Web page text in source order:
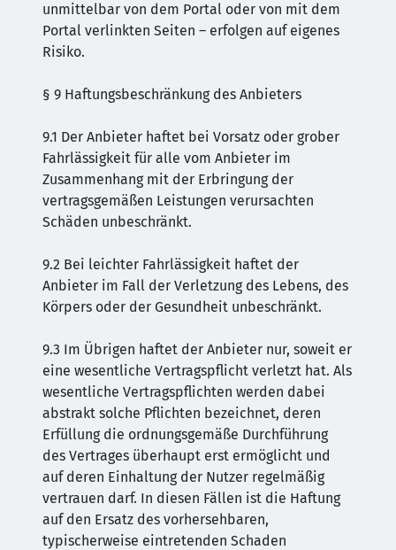
unmittelbar von dem Portal oder von mit dem
Portal verlinkten Seiten – erfolgen auf eigenes
Risiko.
§ 9 Haftungsbeschränkung des Anbieters
9.1 Der Anbieter haftet bei Vorsatz oder grober
Fahrlässigkeit für alle vom Anbieter im
Zusammenhang mit der Erbringung der
vertragsgemäßen Leistungen verursachten
Schäden unbeschränkt.
9.2 Bei leichter Fahrlässigkeit haftet der
Anbieter im Fall der Verletzung des Lebens, des
Körpers oder der Gesundheit unbeschränkt.
9.3 Im Übrigen haftet der Anbieter nur, soweit er
eine wesentliche Vertragspflicht verletzt hat. Als
wesentliche Vertragspflichten werden dabei
abstrakt solche Pflichten bezeichnet, deren
Erfüllung die ordnungsgemäße Durchführung
des Vertrages überhaupt erst ermöglicht und
auf deren Einhaltung der Nutzer regelmäßig
vertrauen darf. In diesen Fällen ist die Haftung
auf den Ersatz des vorhersehbaren,
typischerweise eintretenden Schaden